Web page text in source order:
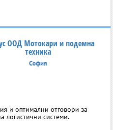
ООД Мотокари и подемна
техника
София
и оптимални отговори за
логистични системи.